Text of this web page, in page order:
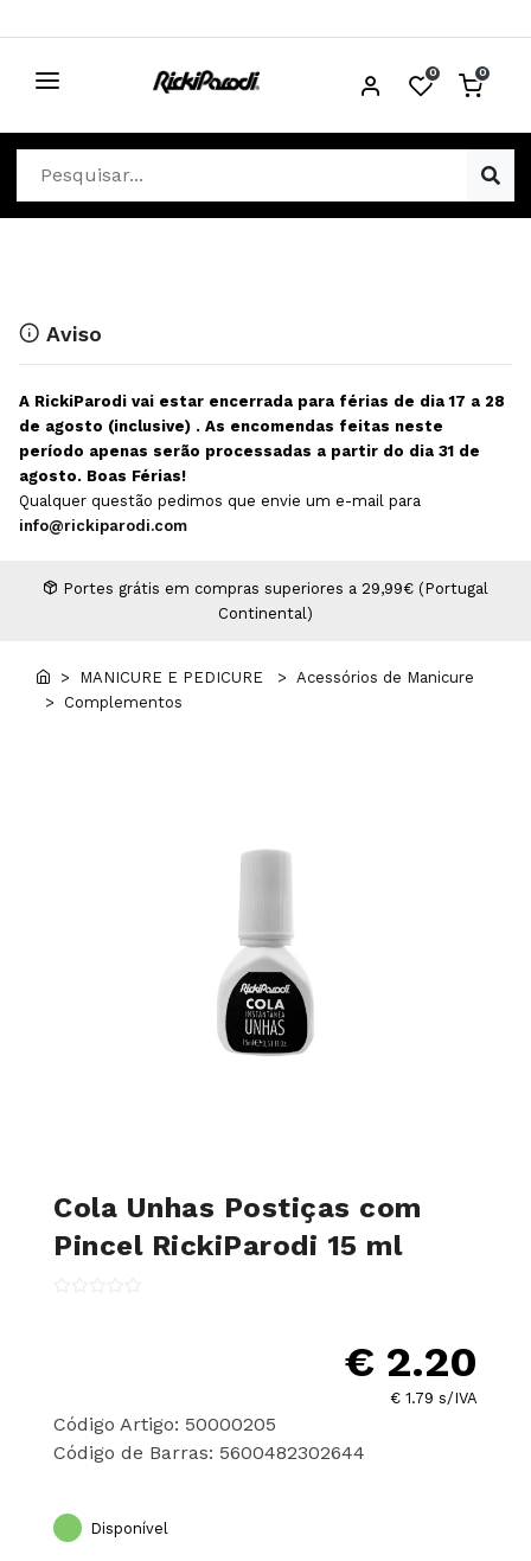
0 0
CABELO
Cosmética Capilar
Equipamentos Elétricos
Escovas e Pente
Extensões
MAN WORLD - Espaço Homem
Professional Wear
Depilação
Descartáveis Estética
Diversos Estética
Equipamentos Depilação
Maquilhagem Profissional
Aviso
A RickiParodi vai estar encerrada para férias de dia 17 a 28
de agosto (inclusive) . As encomendas feitas neste
período apenas serão processadas a partir do dia 31 de
agosto. Boas Férias!
Qualquer questão pedimos que envie um e-mail para
info@rickiparodi.com
Portes grátis em compras superiores a 29,99€ (Portugal
Continental)
> MANICURE E PEDICURE
> Acessórios de Manicure
> Complementos
Cola Unhas Postiças com
Pincel RickiParodi 15 ml
€ 2.20
€ 1.79 s/IVA
Código Artigo: 50000205
Código de Barras: 5600482302644
Disponível